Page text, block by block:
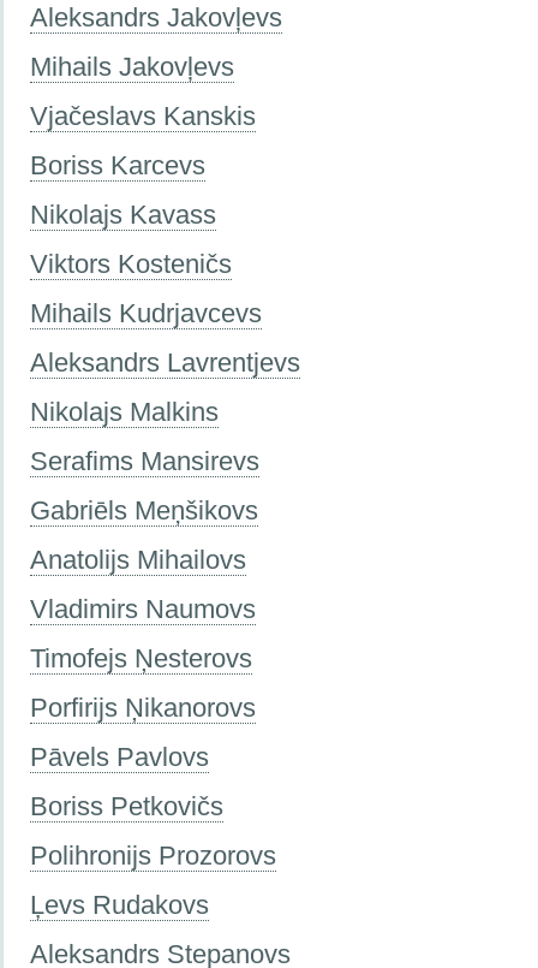
Aleksandrs Jаkovļevs
Mihails Jakovļevs
Vjačeslavs Kanskis
Boriss Karcevs
Nikolajs Kavass
Viktors Kosteničs
Mihails Kudrjavcevs
Aleksandrs Lavrentjevs
Nikolajs Malkins
Serafims Mansirevs
Gabriēls Meņšikovs
Anatolijs Mihailovs
Vladimirs Naumovs
Timofejs Ņesterovs
Porfirijs Ņikanorovs
Pāvels Pavlovs
Boriss Petkovičs
Polihronijs Prozorovs
Ļevs Rudakovs
Aleksandrs Stepanovs